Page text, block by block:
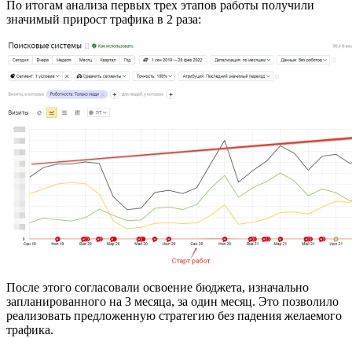
По итогам анализа первых трех этапов работы получили
значимый прирост трафика в 2 раза:
После этого согласовали освоение бюджета, изначально
запланированного на 3 месяца, за один месяц. Это позволило
реализовать предложенную стратегию без падения желаемого
трафика.